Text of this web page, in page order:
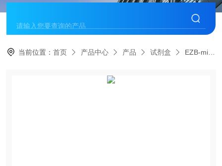
当前位置：首页 产品中心 产品 试剂盒 EZB-miProbe-R0-SEZBioscience探针法microRNA qPCR试剂盒